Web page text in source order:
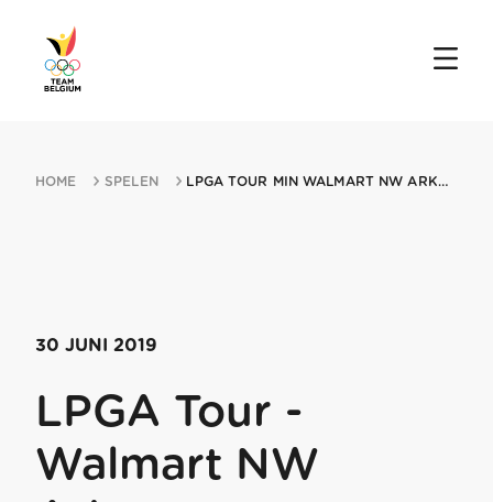
HOME SPELEN LPGA TOUR MIN WALMART NW ARKANSAS CHAMPIONSHIP 30062019 ROGERS AR
30 JUNI 2019
LPGA Tour -
Walmart NW